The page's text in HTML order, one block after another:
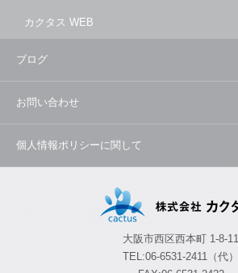
カクタス WEB
ブログ
お問い合わせ
個人情報ポリシーに関して
大阪市西区西本町 1-8-11
TEL:06-6531-2411（代）